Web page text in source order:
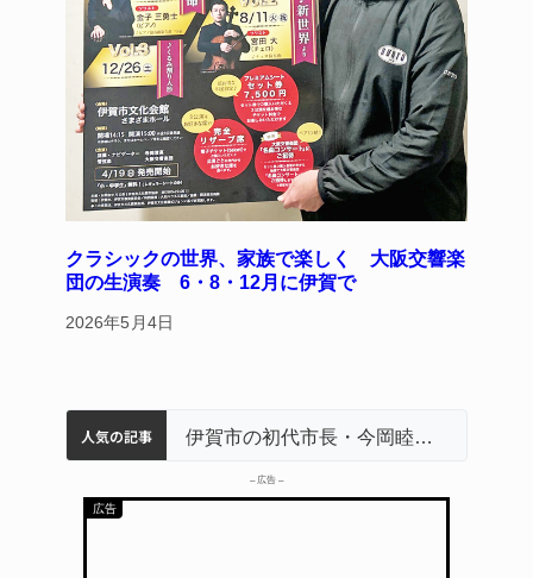
クラシックの世界、家族で楽しく 大阪交響楽
団の生演奏 6・8・12月に伊賀で
2026年5月4日
人気の記事
名張市水道料金47％値上げへ 答申案、審議会で大筋まとまる
名張市立病院のDMAT、熊本地震の被災地へ 能登以来3回目の派遣
特産「白鳳梨」の出荷最盛期 直売所にぎわう 伊賀 伊賀市の初代市長・今岡睦之さん死去 87歳
– 広告 –